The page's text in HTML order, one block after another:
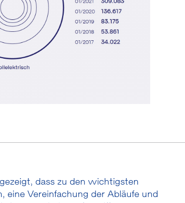
dass zu den wichtigsten
Vereinfachung der Abläufe und